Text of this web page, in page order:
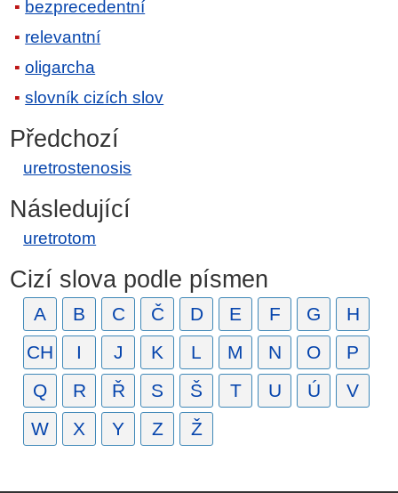
bezprecedentní
relevantní
oligarcha
slovník cizích slov
Předchozí
uretrostenosis
Následující
uretrotom
Cizí slova podle písmen
A B C Č D E F G
H
CH
I J K L M N O
P
Q
R Ř S Š T U Ú
V
W
X Y Z Ž